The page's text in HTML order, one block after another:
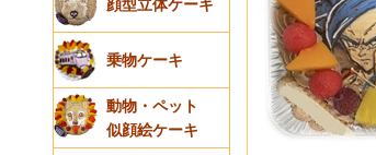
顔型立体ケーキ
乗物ケーキ
動物・ペット
似顔絵ケーキ